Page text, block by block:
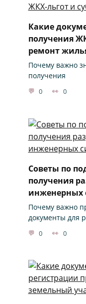
Какие
получения
ремонт
Почему важно
получения
0 0
Советы по
получения
инженерных
Почему важно
документы для
0 0